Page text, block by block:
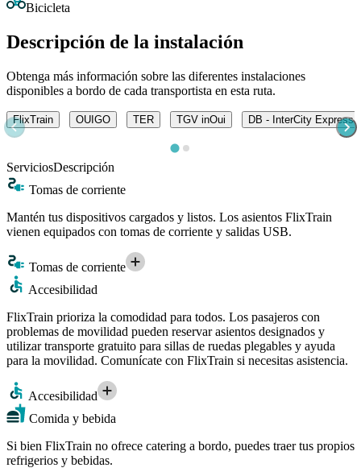
Bicicleta
Descripción de la instalación
Obtenga más información sobre las diferentes instalaciones
disponibles a bordo de cada transportista en esta ruta.
FlixTrain OUIGO TER TGV inOui DB - InterCity Express
ServiciosDescripción
Tomas de corriente
Mantén tus dispositivos cargados y listos. Los asientos FlixTrain
vienen equipados con tomas de corriente y salidas USB.
Tomas de corriente
Accesibilidad
FlixTrain prioriza la comodidad para todos. Los pasajeros con
problemas de movilidad pueden reservar asientos designados y
utilizar transporte gratuito para sillas de ruedas plegables y ayuda
para la movilidad. Comunícate con FlixTrain si necesitas asistencia.
Accesibilidad
Comida y bebida
Si bien FlixTrain no ofrece catering a bordo, puedes traer tus propios
refrigerios y bebidas.